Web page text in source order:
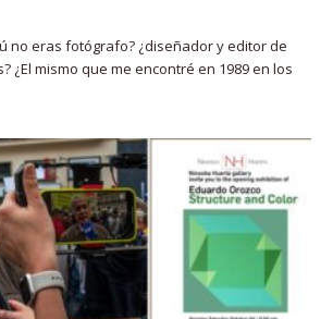
no eras fotógrafo? ¿diseñador y editor de
¿El mismo que me encontré en 1989 en los